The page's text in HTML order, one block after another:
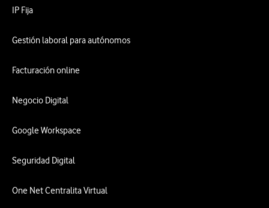
IP Fija
Gestión laboral para autónomos
Facturación online
Negocio Digital
Google Workspace
Seguridad Digital
One Net Centralita Virtual